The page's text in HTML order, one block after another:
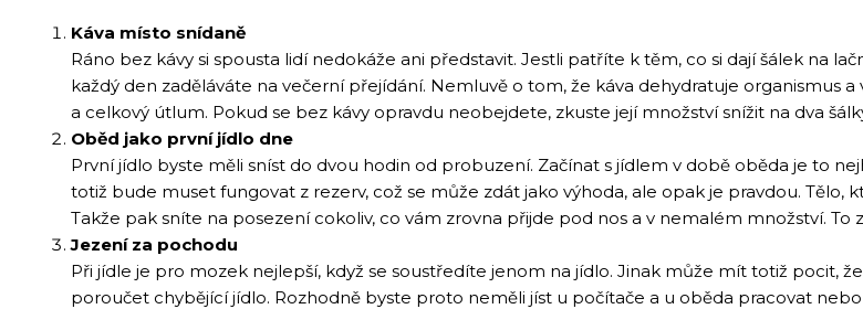
Káva místo snídaně
Ráno bez kávy si spousta lidí nedokáže ani představit. Jestli patříte k těm, co si dají šálek na
každý den zaděláváte na večerní přejídání. Nemluvě o tom, že káva dehydratuje organismus
a celkový útlum. Pokud se bez kávy opravdu neobejdete, zkuste její množství snížit na dva
Oběd jako první jídlo dne
První jídlo byste měli sníst do dvou hodin od probuzení. Začínat s jídlem v době oběda je to
totiž bude muset fungovat z rezerv, což se může zdát jako výhoda, ale opak je pravdou.
Takže pak sníte na posezení cokoliv, co vám zrovna přijde pod nos a v nemalém množství.
Jezení za pochodu
Při jídle je pro mozek nejlepší, když se soustředíte jenom na jídlo. Jinak může mít totiž pocit,
poroučet chybějící jídlo. Rozhodně byste proto neměli jíst u počítače a u oběda pracovat